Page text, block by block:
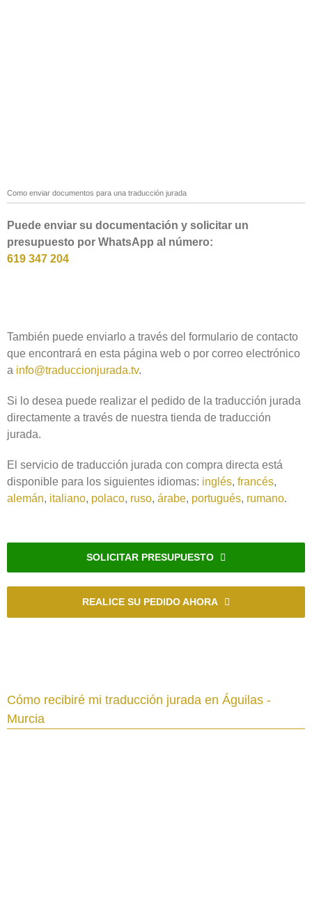
Como enviar documentos para una traducción jurada
Puede enviar su documentación y solicitar un
presupuesto por WhatsApp al número:
619 347 204
También puede enviarlo a través del formulario de contacto
que encontrará en esta página web o por correo electrónico
a info@traduccionjurada.tv.
Si lo desea puede realizar el pedido de la traducción jurada
directamente a través de nuestra tienda de traducción
jurada.
El servicio de traducción jurada con compra directa está
disponible para los siguientes idiomas: inglés, francés,
alemán, italiano, polaco, ruso, árabe, portugués, rumano.
SOLICITAR PRESUPUESTO
REALICE SU PEDIDO AHORA
Cómo recibiré mi traducción jurada en Águilas -
Murcia